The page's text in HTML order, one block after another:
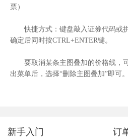
票）
快捷方式：键盘敲入证券代码或
确定后同时按CTRL+ENTER键。
要取消某条主图叠加的价格线，
出菜单后，选择“删除主图叠加”即可。
新手入门 订